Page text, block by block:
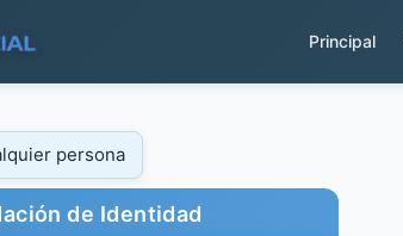
Principal
persona
de Identidad